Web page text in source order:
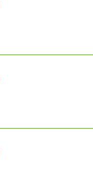
か分からない！
わかりやすく丁寧